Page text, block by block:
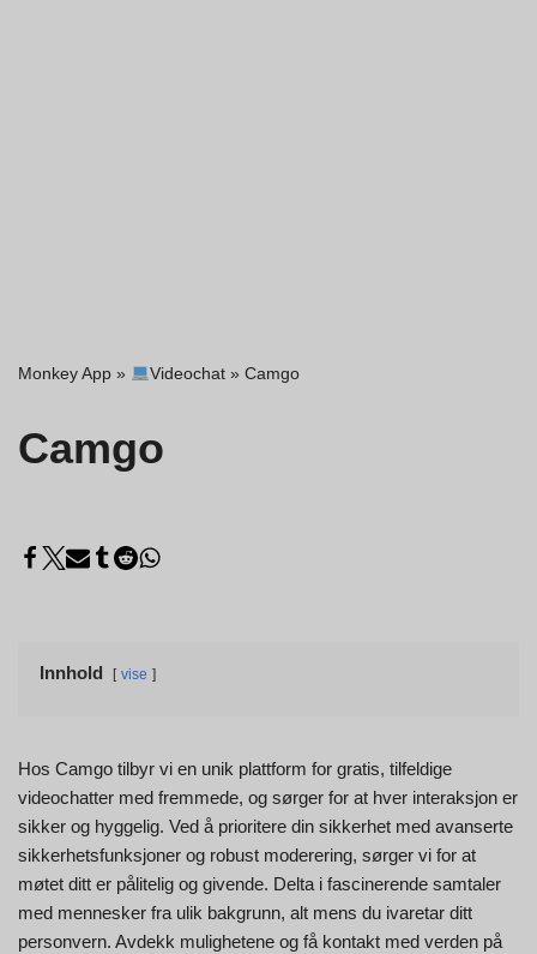
Monkey App » Videochat» Camgo
Camgo
Innhold vise
Hos Camgo tilbyr vi en unik plattform for gratis, tilfeldige
videochatter med fremmede, og sørger for at hver interaksjon er
sikker og hyggelig. Ved å prioritere din sikkerhet med avanserte
sikkerhetsfunksjoner og robust moderering, sørger vi for at
møtet ditt er pålitelig og givende. Delta i fascinerende samtaler
med mennesker fra ulik bakgrunn, alt mens du ivaretar ditt
personvern. Avdekk mulighetene og få kontakt med verden på